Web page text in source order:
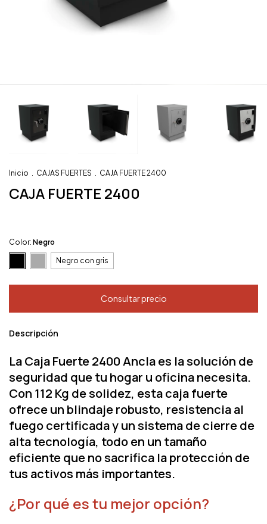
Inicio . CAJAS FUERTES . CAJA FUERTE 2400
CAJA FUERTE 2400
Color: Negro
Negro con gris
Descripción
LaCaja Fuerte 2400 Anclaes la solución de
seguridad que tu hogar u oficina necesita.
Con 112 Kg de solidez, esta caja fuerte
ofrece un blindaje robusto, resistencia al
fuego certificada y un sistema de cierre de
alta tecnología, todo en un tamaño
eficiente que no sacrifica la protección de
tus activos más importantes.
¿Por qué es tu mejor opción?